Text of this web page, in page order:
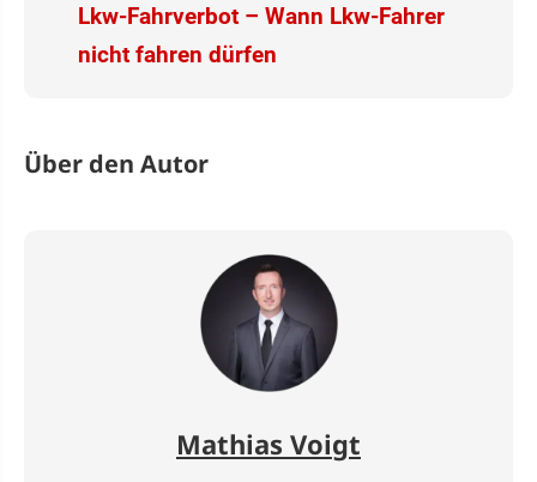
Lkw-Fahrverbot – Wann Lkw-Fahrer
nicht fahren dürfen
Über den Autor
Mathias Voigt